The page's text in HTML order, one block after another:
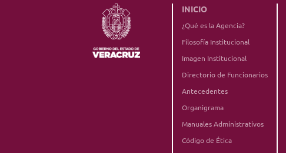
INICIO
¿Qué es la Agencia?
Filosofía Institucional
Imagen Institucional
Directorio de Funcionarios
Antecedentes
Organigrama
Manuales Administrativos
Código de Ética